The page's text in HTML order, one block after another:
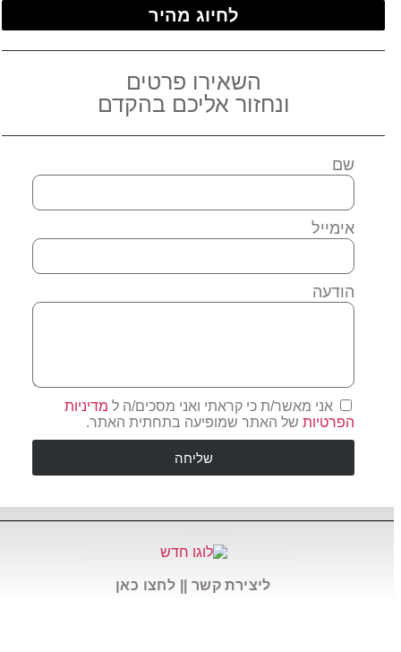
לחיוג מהיר
השאירו פרטים
ונחזור אליכם בהקדם
שם
אימייל
הודעה
אני מאשר/ת כי קראתי ואני מסכים/ה למדיניות
הפרטיותשל האתר שמופיעה בתחתית האתר.
שליחה
ליצירת קשר || לחצו כאן